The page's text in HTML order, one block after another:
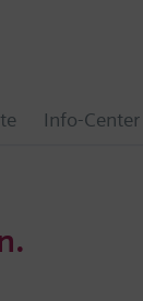
Info-Center